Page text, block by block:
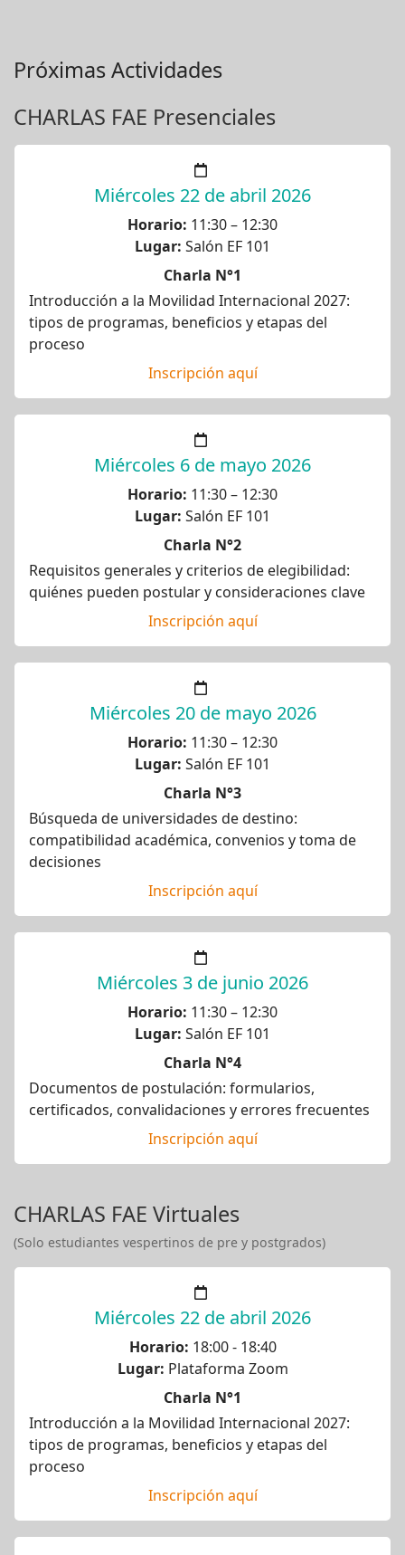
Próximas Actividades
CHARLAS FAE Presenciales
Miércoles 22 de abril 2026
Horario: 11:30 – 12:30
Lugar: Salón EF 101
Charla N°1
Introducción a la Movilidad Internacional 2027:
tipos de programas, beneficios y etapas del
proceso
Inscripción aquí
Miércoles 6 de mayo 2026
Horario: 11:30 – 12:30
Lugar: Salón EF 101
Charla N°2
Requisitos generales y criterios de elegibilidad:
quiénes pueden postular y consideraciones clave
Inscripción aquí
Miércoles 20 de mayo 2026
Horario: 11:30 – 12:30
Lugar: Salón EF 101
Charla N°3
Búsqueda de universidades de destino:
compatibilidad académica, convenios y toma de
decisiones
Inscripción aquí
Miércoles 3 de junio 2026
Horario: 11:30 – 12:30
Lugar: Salón EF 101
Charla N°4
Documentos de postulación: formularios,
certificados, convalidaciones y errores frecuentes
Inscripción aquí
CHARLAS FAE Virtuales
(Solo estudiantes vespertinos de pre y postgrados)
Miércoles 22 de abril 2026
Horario: 18:00 - 18:40
Lugar: Plataforma Zoom
Charla N°1
Introducción a la Movilidad Internacional 2027:
tipos de programas, beneficios y etapas del
proceso
Inscripción aquí